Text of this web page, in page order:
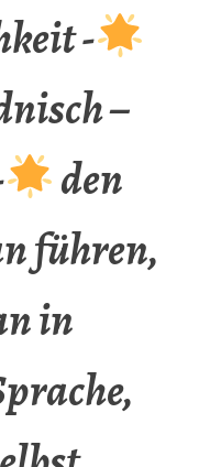
-
–
den
führen,
in